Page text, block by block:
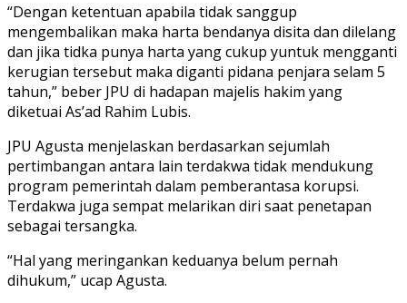
“Dengan ketentuan apabila tidak sanggup
mengembalikan maka harta bendanya disita dan dilelang
dan jika tidka punya harta yang cukup yuntuk mengganti
kerugian tersebut maka diganti pidana penjara selam 5
tahun,” beber JPU di hadapan majelis hakim yang
diketuai As’ad Rahim Lubis.
JPU Agusta menjelaskan berdasarkan sejumlah
pertimbangan antara lain terdakwa tidak mendukung
program pemerintah dalam pemberantasa korupsi.
Terdakwa juga sempat melarikan diri saat penetapan
sebagai tersangka.
“Hal yang meringankan keduanya belum pernah
dihukum,” ucap Agusta.